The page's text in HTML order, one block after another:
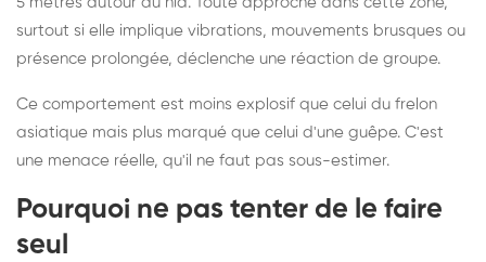
surtout si elle implique vibrations, mouvements brusques ou
présence prolongée, déclenche une réaction de groupe.
Ce comportement est moins explosif que celui du frelon
asiatique mais plus marqué que celui d'une guêpe. C'est
une menace réelle, qu'il ne faut pas sous-estimer.
Pourquoi ne pas tenter de le faire
seul